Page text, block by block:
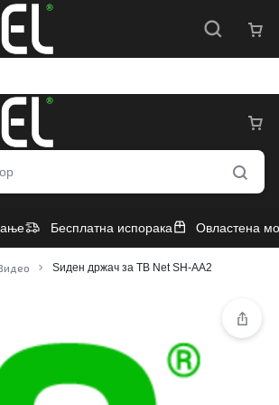
ГАРАНЦИЈА СЕРВИС НА ПРОИЗВОД
Бесплатна испорака Овластена
Ѕиден држач за ТВ Net SH-AA2